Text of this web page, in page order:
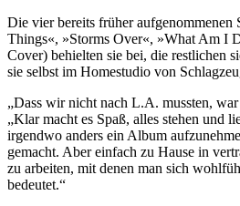
Die vier bereits früher aufgenommenen
Things«, »Storms Over«, »What Am I
Cover) behielten sie bei, die restlichen
sie selbst im Homestudio von
„Dass wir nicht nach L.A. mussten,
„Klar macht es Spaß, alles stehen und
irgendwo anders ein Album
gemacht. Aber einfach zu Hause in
zu arbeiten, mit denen man sich
bedeutet.“